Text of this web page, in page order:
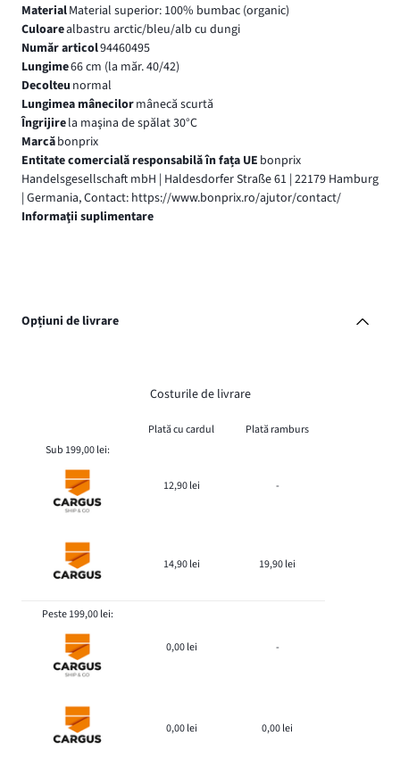
MaterialMaterial superior: 100% bumbac (organic)
Culoarealbastru arctic/bleu/alb cu dungi
Număr articol94460495
Lungime66 cm (la măr. 40/42)
Decolteu normal
Lungimea mânecilormânecă scurtă
Îngrijirela maşina de spălat 30°C
Marcăbonprix
Entitate comercială responsabilă în fața UE bonprix
Handelsgesellschaft mbH | Haldesdorfer Straße 61 | 22179 Hamburg
| Germania, Contact: https://www.bonprix.ro/ajutor/contact/
Informaţii suplimentare
Opțiuni de livrare
Costurile de livrare
Plată cu cardul
Plată ramburs
Sub 199,00 lei:
12,90 lei -
14,90 lei 19,90 lei
Peste 199,00 lei:
0,00 lei -
0,00 lei 0,00 lei